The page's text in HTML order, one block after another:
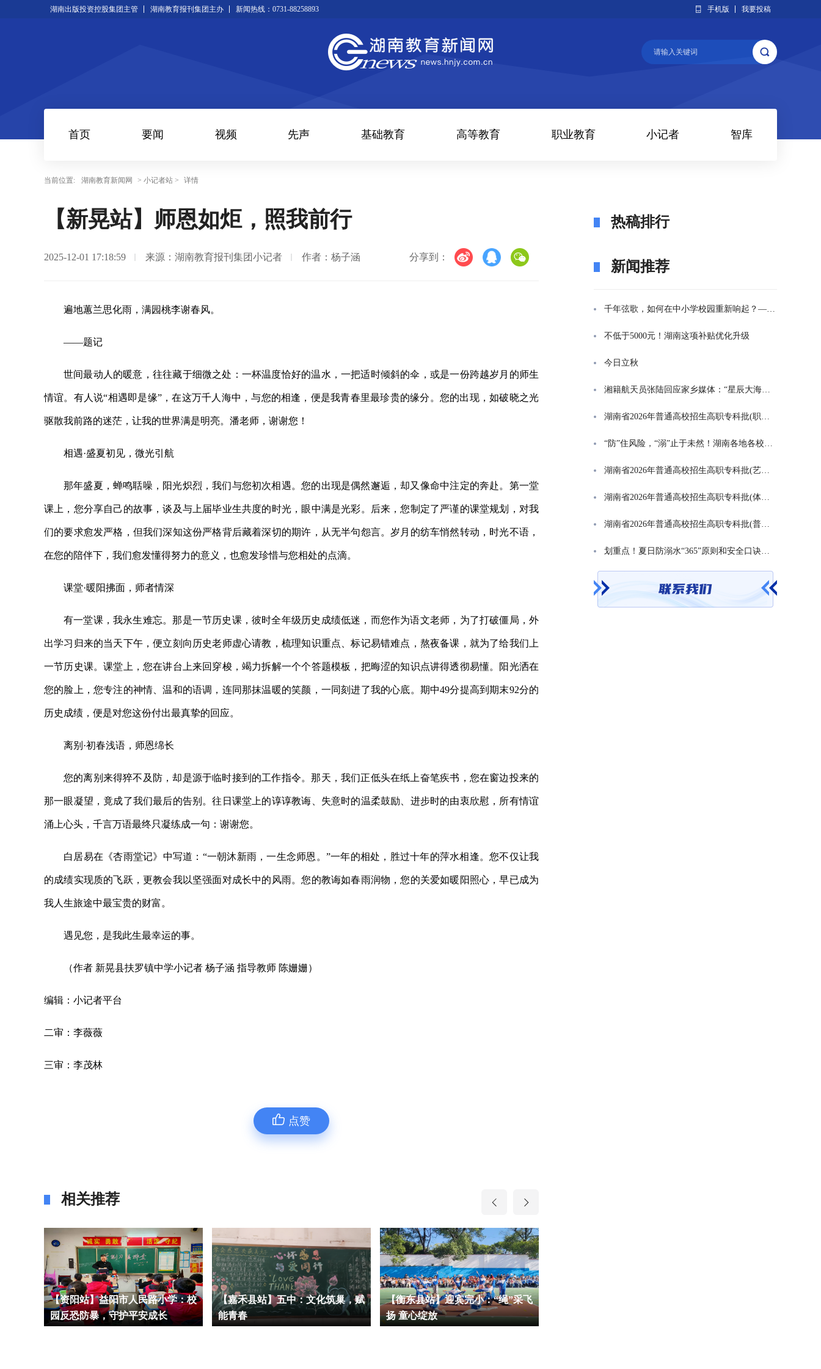
湖南出版投资控股集团主管 湖南教育报刊集团主办 新闻热线：0731-88258893 手机版 我要投稿
首页 要闻 视频 先声 基础教育 高等教育 职业教育 小记者 智库
当前位置: 湖南教育新闻网 > 小记者站 > 详情
【新晃站】师恩如炬，照我前行
2025-12-01 17:18:59 来源：湖南教育报刊集团小记者 作者：杨子涵 分享到：
遍地蕙兰思化雨，满园桃李谢春风。
——题记
世间最动人的暖意，往往藏于细微之处：一杯温度恰好的温水，一把适时倾斜的伞，或是一份跨越岁月的师生
情谊。有人说“相遇即是缘”，在这万千人海中，与您的相逢，便是我青春里最珍贵的缘分。您的出现，如破晓之光
驱散我前路的迷茫，让我的世界满是明亮。潘老师，谢谢您！
相遇·盛夏初见，微光引航
那年盛夏，蝉鸣聒噪，阳光炽烈，我们与您初次相遇。您的出现是偶然邂逅，却又像命中注定的奔赴。第一堂
课上，您分享自己的故事，谈及与上届毕业生共度的时光，眼中满是光彩。后来，您制定了严谨的课堂规划，对我
们的要求愈发严格，但我们深知这份严格背后藏着深切的期许，从无半句怨言。岁月的纺车悄然转动，时光不语，
在您的陪伴下，我们愈发懂得努力的意义，也愈发珍惜与您相处的点滴。
课堂·暖阳拂面，师者情深
有一堂课，我永生难忘。那是一节历史课，彼时全年级历史成绩低迷，而您作为语文老师，为了打破僵局，外
出学习归来的当天下午，便立刻向历史老师虚心请教，梳理知识重点、标记易错难点，熬夜备课，就为了给我们上
一节历史课。课堂上，您在讲台上来回穿梭，竭力拆解一个个答题模板，把晦涩的知识点讲得透彻易懂。阳光洒在
您的脸上，您专注的神情、温和的语调，连同那抹温暖的笑颜，一同刻进了我的心底。期中49分提高到期末92分的
历史成绩，便是对您这份付出最真挚的回应。
离别·初春浅语，师恩绵长
您的离别来得猝不及防，却是源于临时接到的工作指令。那天，我们正低头在纸上奋笔疾书，您在窗边投来的
那一眼凝望，竟成了我们最后的告别。往日课堂上的谆谆教诲、失意时的温柔鼓励、进步时的由衷欣慰，所有情谊
涌上心头，千言万语最终只凝练成一句：谢谢您。
白居易在《杏雨堂记》中写道：“一朝沐新雨，一生念师恩。”一年的相处，胜过十年的萍水相逢。您不仅让我
的成绩实现质的飞跃，更教会我以坚强面对成长中的风雨。您的教诲如春雨润物，您的关爱如暖阳照心，早已成为
我人生旅途中最宝贵的财富。
遇见您，是我此生最幸运的事。
（作者 新晃县扶罗镇中学小记者 杨子涵 指导教师 陈姗姗）
编辑：小记者平台
二审：李薇薇
三审：李茂林
点赞
相关推荐
【资阳站】益阳市人民路小学：校
园反恐防暴，守护平安成长
【嘉禾县站】五中：文化筑巢，赋
能青春
【衡东县站】迎宾完小：“绳”采飞
扬 童心绽放
热稿排行
新闻推荐
千年弦歌，如何在中小学校园重新响起？——湖南首届中小学书院制建设研讨会观察
不低于5000元！湖南这项补贴优化升级
今日立秋
湘籍航天员张陆回应家乡媒体：“星辰大海是一群人的长征”
湖南省2026年普通高校招生高职专科批(职高对口类)第一次投档分数线
“防”住风险，“溺”止于未然！湖南各地各校打响防溺水“保卫战”
湖南省2026年普通高校招生高职专科批(艺术类)第一次投档分数线
湖南省2026年普通高校招生高职专科批(体育类)第一次投档分数线
湖南省2026年普通高校招生高职专科批(普通类)第一次投档分数线
划重点！夏日防溺水“365”原则和安全口诀一起学